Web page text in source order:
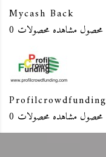
Mycash Back
0 محصول مشاهده محصولات
Profilcrowdfunding
0 محصول مشاهده محصولات